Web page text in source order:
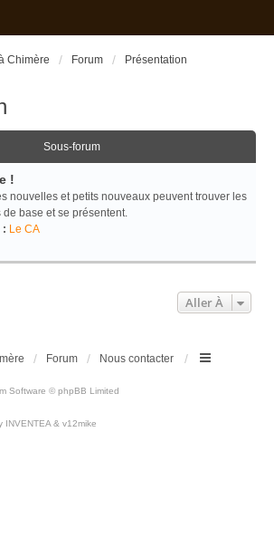
Chimère Forum Présentation
Sous-forum
!
nouvelles et petits nouveaux peuvent trouver les
de base et se présentent.
: Le CA
Aller À
Forum Nous contacter
Software © phpBB Limited
INVENTEA & v12mike